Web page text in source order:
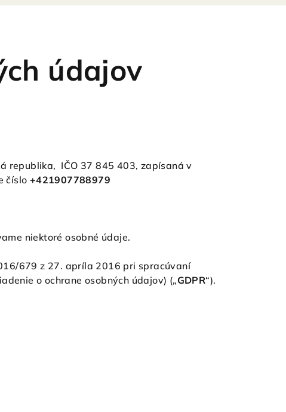
údajov
republika, IČO 37 845 403, zapísaná v
číslo +421907788979
niektoré osobné údaje.
679 z 27. apríla 2016 pri spracúvaní
o ochrane osobných údajov) („GDPR“).